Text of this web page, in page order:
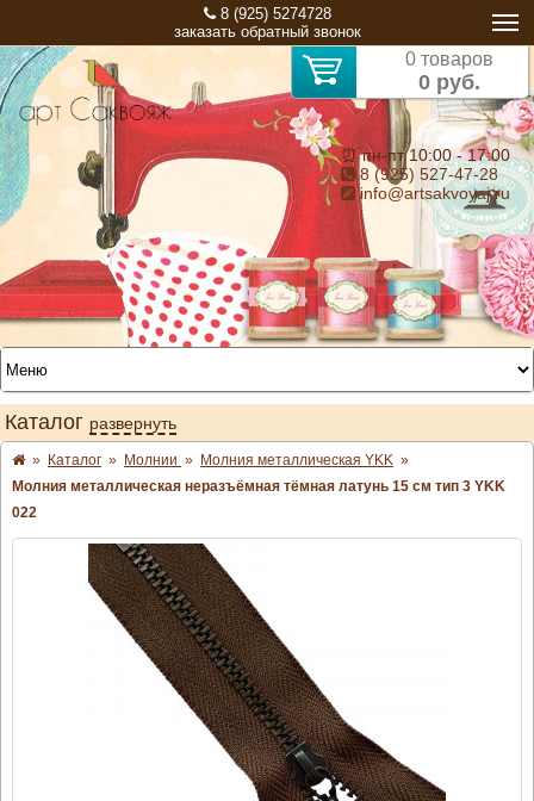
8 (925) 5274728
заказать обратный звонок
0 товаров
0 руб.
⏰ пн-пт 10:00 - 17:00
8 (925) 527-47-28
info@artsakvoyaj.ru
Каталог развернуть
» Каталог » Молнии » Молния металлическая YKK »
Молния металлическая неразъёмная тёмная латунь 15 см тип 3 YKK
022